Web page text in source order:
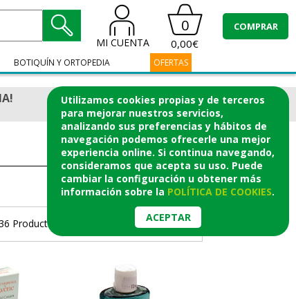
Utilizamos cookies propias y de terceros
para mejorar nuestros servicios,
analizando sus preferencias y hábitos de
navegación podemos ofrecerle una mejor
experiencia online. Si continua navegando,
consideramos que acepta su uso. Puede
cambiar la configuración u obtener más
información sobre la POLÍTICA DE COOKIES.
ACEPTAR
MI CUENTA
0
0,00€
COMPRAR
BOTIQUÍN Y ORTOPEDIA OFERTAS
Productos. Página 1/2 > >|